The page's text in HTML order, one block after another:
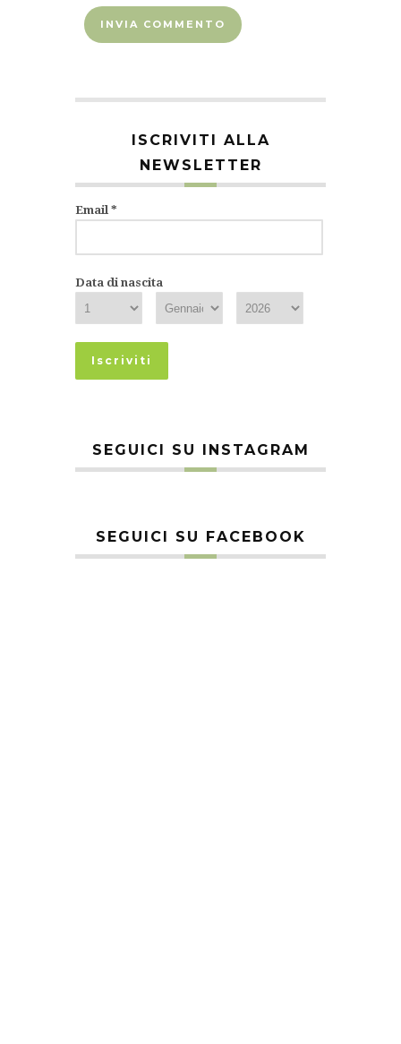
ISCRIVITI ALLA
NEWSLETTER
Email *
Data di nascita
SEGUICI SU INSTAGRAM
SEGUICI SU FACEBOOK